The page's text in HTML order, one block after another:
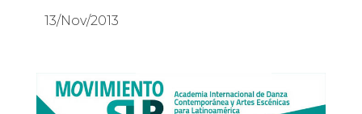
13/Nov/2013